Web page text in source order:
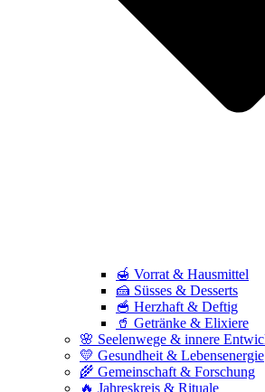
🍯 Vorrat & Hausmittel
🍰 Süsses & Desserts
🥣 Herzhaft & Deftig
🥤 Getränke & Elixiere
🌸 Seelenwege & innere
💛 Gesundheit & Lebensenergie
🌾 Gemeinschaft & Forschung
🔥 Jahreskreis & Rituale